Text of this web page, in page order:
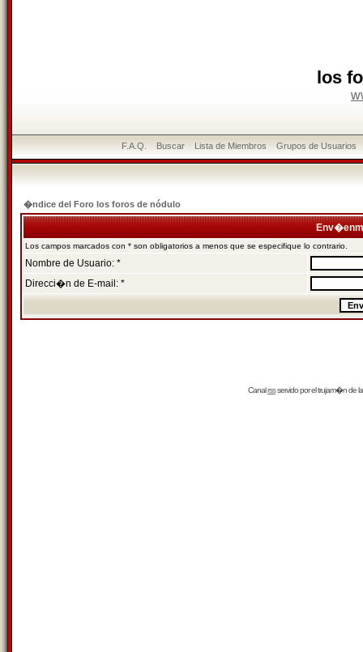
los
F.A.Q. Buscar Lista de Miembros Grupos de Usuarios
�ndice del Foro los foros de nódulo
Los campos marcados con * son obligatorios a menos que se especifique lo contrario.
Nombre de Usuario: *
Direcci�n de E-mail: *
Canalrssservido por eltrujam�nde